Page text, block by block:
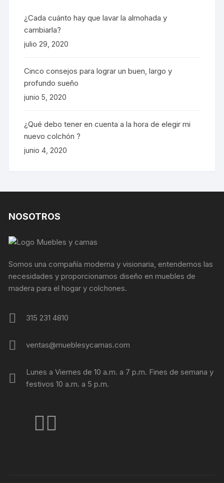
¿Cada cuánto hay que lavar la almohada y
cambiarla?
julio 29, 2020
Cinco consejos para lograr un buen, largo y
profundo sueño
junio 5, 2020
¿Qué debo tener en cuenta a la hora de elegir mi
nuevo colchón ?
junio 4, 2020
NOSOTROS
Somos una compañía moderna y visionaria, entendemos las
necesidades y proporcionamos diseño en muebles de
madera para el hogar y colchones.
315 231 4810
ventas@mueblesycamas.com
Lunes a Viernes de 10 a.m. a 7 p.m. Fines de semana y
festivos 10 a.m. a 5 p.m.